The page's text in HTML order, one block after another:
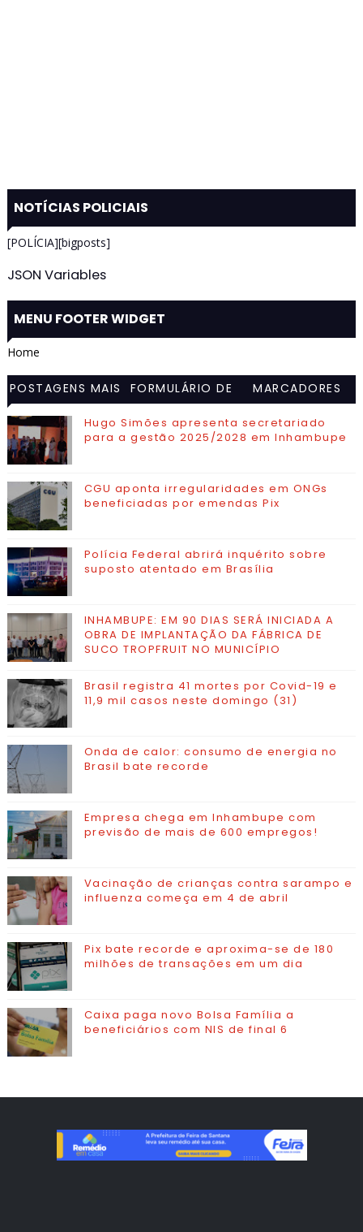
NOTÍCIAS POLICIAIS
[POLÍCIA][bigposts]
JSON Variables
MENU FOOTER WIDGET
Home
POSTAGENS MAIS
VISITADAS
FORMULÁRIO DE
MARCADORES
Hugo Simões apresenta secretariado
para a gestão 2025/2028 em Inhambupe
CGU aponta irregularidades em ONGs
beneficiadas por emendas Pix
Polícia Federal abrirá inquérito sobre
suposto atentado em Brasília
INHAMBUPE: EM 90 DIAS SERÁ INICIADA A
OBRA DE IMPLANTAÇÃO DA FÁBRICA DE
SUCO TROPFRUIT NO MUNICÍPIO
Brasil registra 41 mortes por Covid-19 e
11,9 mil casos neste domingo (31)
Onda de calor: consumo de energia no
Brasil bate recorde
Empresa chega em Inhambupe com
previsão de mais de 600 empregos!
Vacinação de crianças contra sarampo e
influenza começa em 4 de abril
Pix bate recorde e aproxima-se de 180
milhões de transações em um dia
Caixa paga novo Bolsa Família a
beneficiários com NIS de final 6